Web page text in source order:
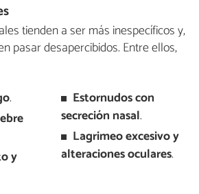
tienden a ser más inespecíficos y,
pasar desapercibidos. Entre ellos,
.
y
Estornudos con
secreción nasal.
Lagrimeo excesivo y
alteraciones oculares.